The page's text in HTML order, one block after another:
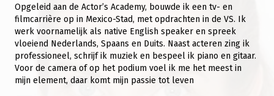
Opgeleid aan de Actor’s Academy, bouwde ik een tv- en
filmcarrière op in Mexico-Stad, met opdrachten in de VS. Ik
werk voornamelijk als native English speaker en spreek
vloeiend Nederlands, Spaans en Duits. Naast acteren zing ik
professioneel, schrijf ik muziek en bespeel ik piano en gitaar.
Voor de camera of op het podium voel ik me het meest in
mijn element, daar komt mijn passie tot leven